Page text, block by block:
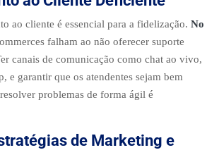
ao cliente é essencial para a fidelização. No
falham ao não oferecer suporte
canais de comunicação como chat ao vivo,
e garantir que os atendentes sejam bem
problemas de forma ágil é
de Marketing e